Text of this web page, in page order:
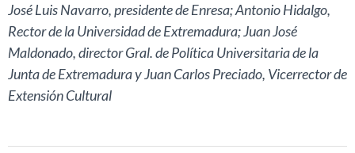
José Luis Navarro, presidente de Enresa; Antonio Hidalgo,
Rector de la Universidad de Extremadura; Juan José
Maldonado, director Gral. de Política Universitaria de la
Junta de Extremadura y Juan Carlos Preciado, Vicerrector de
Extensión Cultural